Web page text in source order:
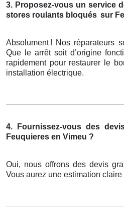
3. Proposez-vous un service
stores roulants bloqués sur
Absolument ! Nos réparateurs
Que le arrêt soit d’origine
rapidement pour restaurer le
installation é lectrique.
4. Fournissez-vous des
Feuquieres en Vimeu ?
Oui, nous offrons des devis
Vous aurez une estimation